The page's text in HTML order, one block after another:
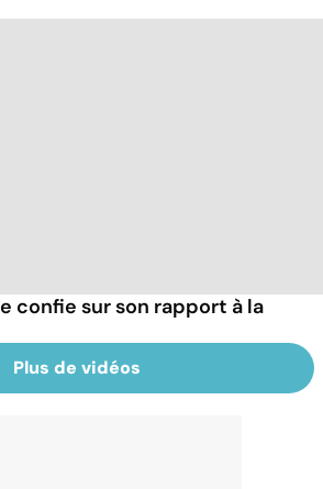
confie sur son rapport à la
Plus de vidéos